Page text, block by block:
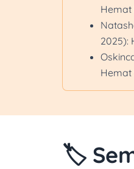
Hemat
2025):
Hemat
🏷️